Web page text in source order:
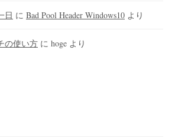
日 に Bad Pool Header Windows10 より
の使い方 に hoge より